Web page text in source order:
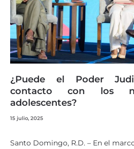
¿Puede el Poder
contacto con los
adolescentes?
15 julio, 2025
Santo Domingo, R.D. – En el